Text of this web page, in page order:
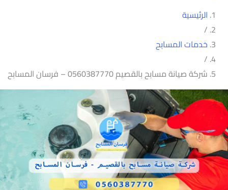
الرئيسية
/
خدمات المسابح
/
شركة صيانة مسابح بالقصيم 0560387770 – فرسان المسابح